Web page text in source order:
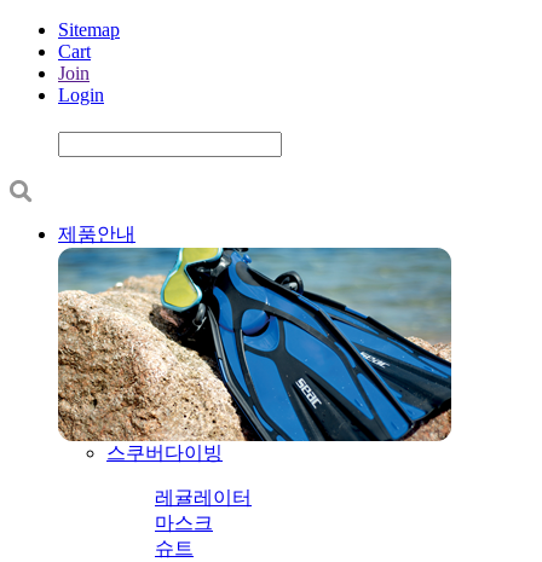
Sitemap
Cart
Join
Login
제품안내
스쿠버다이빙
레귤레이터
마스크
슈트